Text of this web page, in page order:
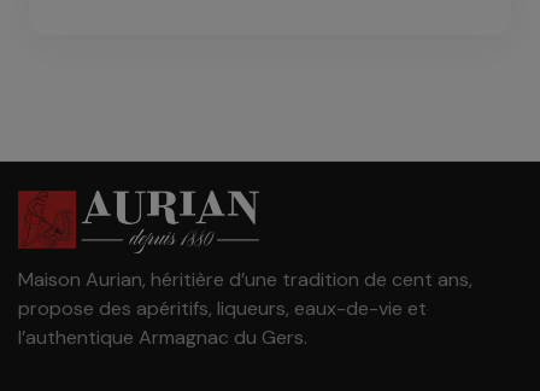
Maison Aurian, héritière d’une tradition de cent ans,
propose des apéritifs, liqueurs, eaux-de-vie et
l’authentique Armagnac du Gers.